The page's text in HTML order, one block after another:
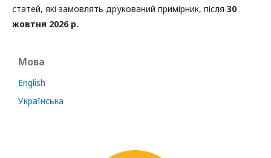
статей, які замовлять друкований примірник, після 30
жовтня 2026 р.
Мова
English
Українська